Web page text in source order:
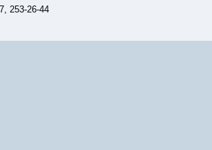
253-26-44